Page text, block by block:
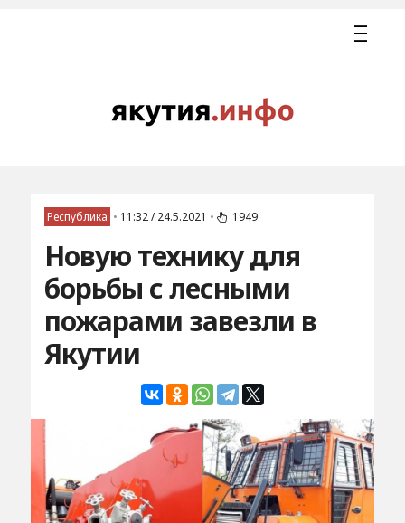
Республика • 11:32 / 24.5.2021 • 1949
Новую технику для
борьбы с лесными
пожарами завезли в
Якутии